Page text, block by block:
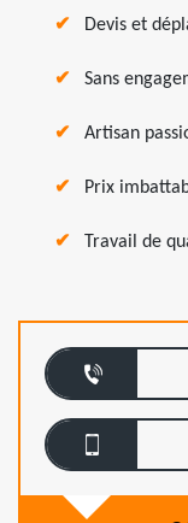
Devis et
Sans
Artisan
Prix
Travail de